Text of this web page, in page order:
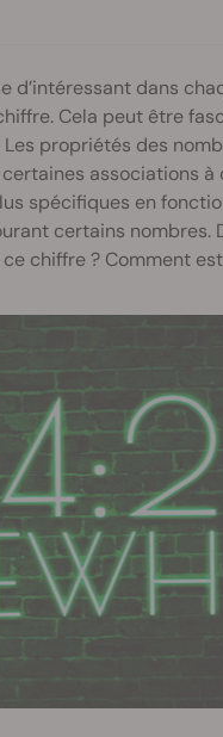
d’intéressant dans
Cela peut être
propriétés des
associations
spécifiques en
certains nombres.
chiffre ? Comment